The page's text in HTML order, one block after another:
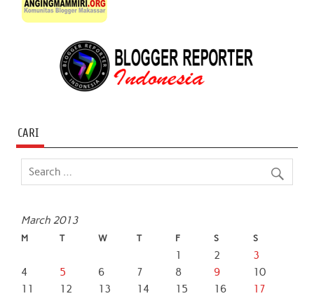
CARI
March 2013
M T W T F S S
1 2
3
4
5 6 7 8 9
10
11
12 13 14 15 16
17